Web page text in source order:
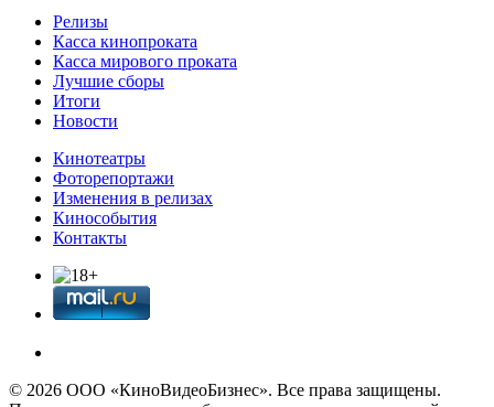
Релизы
Касса кинопроката
Касса мирового проката
Лучшие сборы
Итоги
Новости
Кинотеатры
Фоторепортажи
Изменения в релизах
Кинособытия
Контакты
© 2026 OOО «КиноВидеоБизнес». Все права защищены.